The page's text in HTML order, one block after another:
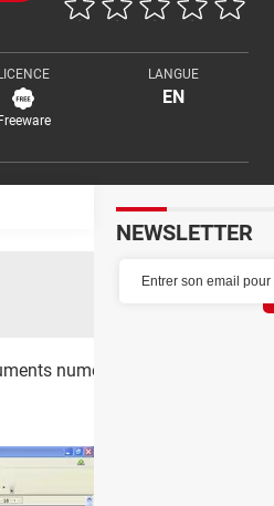
LICENCE
Freeware
LANGUE
EN
numériques de différents
NEWSLETTER